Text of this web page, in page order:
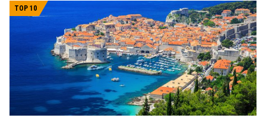
TOP 10